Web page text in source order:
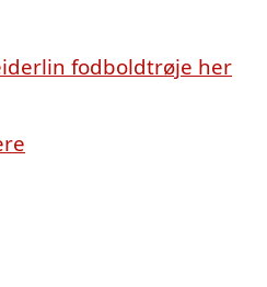
fodboldtrøje her